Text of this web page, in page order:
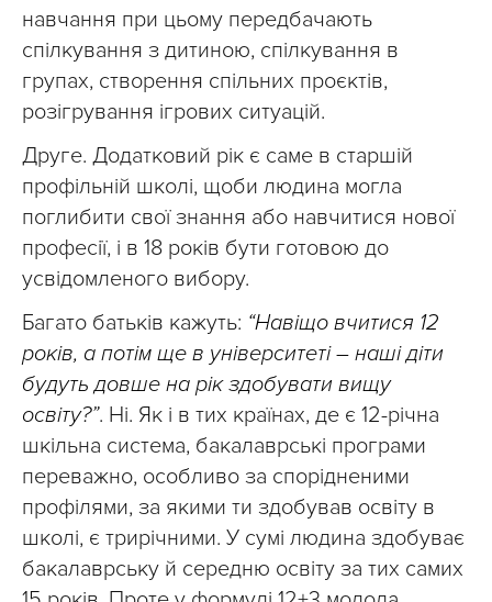
навчання при цьому передбачають
спілкування з дитиною, спілкування в
групах, створення спільних проєктів,
розігрування ігрових ситуацій.
Друге. Додатковий рік є саме в старшій
профільній школі, щоби людина могла
поглибити свої знання або навчитися нової
професії, і в 18 років бути готовою до
усвідомленого вибору.
Багато батьків кажуть: “Навіщо вчитися 12
років, а потім ще в університеті – наші діти
будуть довше на рік здобувати вищу
освіту?”. Ні. Як і в тих країнах, де є 12-річна
шкільна система, бакалаврські програми
переважно, особливо за спорідненими
профілями, за якими ти здобував освіту в
школі, є трирічними. У сумі людина здобуває
бакалаврську й середню освіту за тих самих